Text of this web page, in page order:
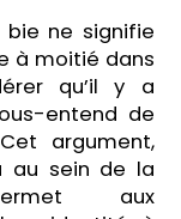
bie ne signifie
à moitié dans
qu’il y a
entend de
argument,
au sein de la
aux